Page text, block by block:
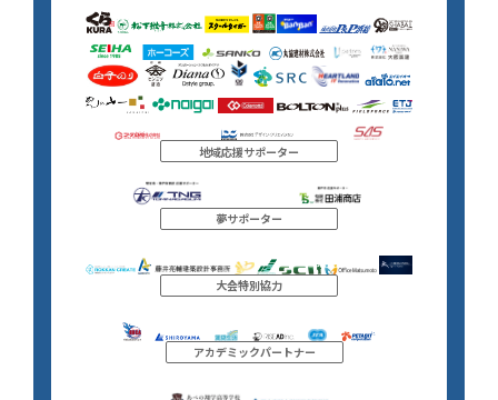
地域応援サポーター
夢サポーター
大会特別協力
アカデミックパートナー